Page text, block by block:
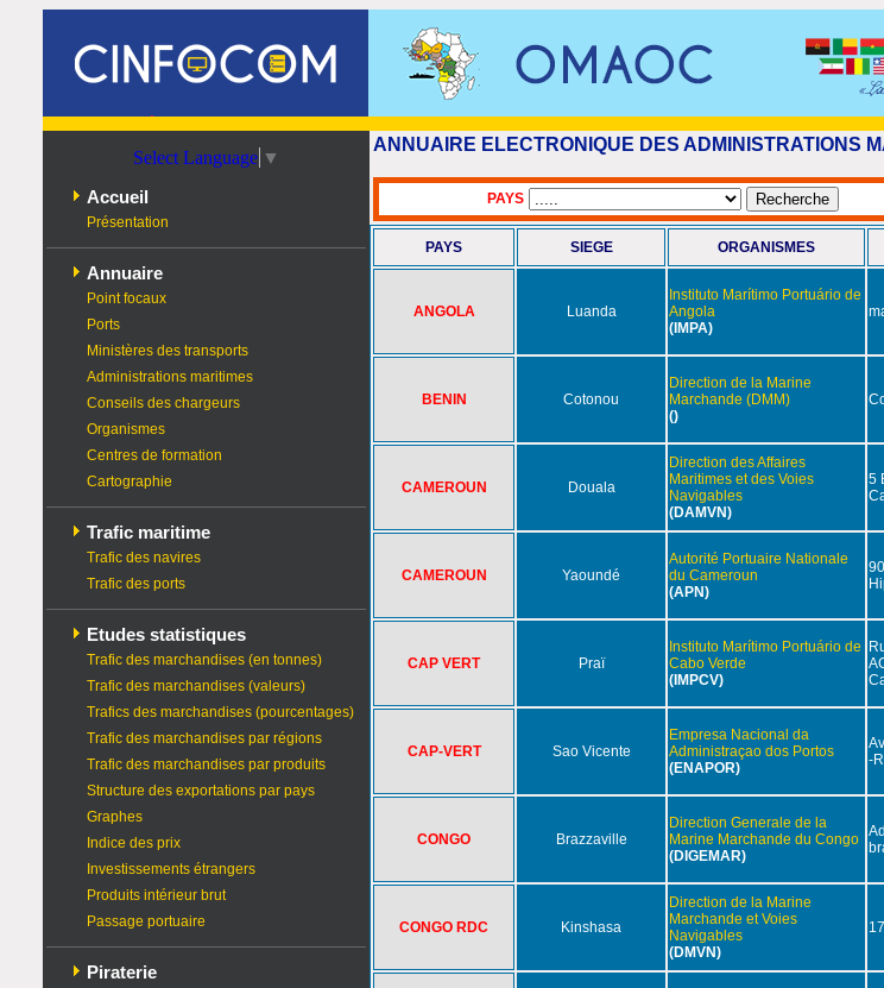
Select Language ▼
Accueil
Présentation
Annuaire
Point focaux
Ports
Ministères des transports
Administrations maritimes
Conseils des chargeurs
Organismes
Centres de formation
Cartographie
Trafic maritime
Trafic des navires
Trafic des ports
Etudes statistiques
Trafic des marchandises (en tonnes)
Trafic des marchandises (valeurs)
Trafics des marchandises (pourcentages)
Trafic des marchandises par régions
Trafic des marchandises par produits
Structure des exportations par pays
Graphes
Indice des prix
Investissements étrangers
Produits intérieur brut
Passage portuaire
Piraterie
ANNUAIRE ELECTRONIQUE DES ADMINISTRATIONS
PAYS
PAYS SIEGE ORGANISMES
ANGOLA Luanda
Instituto Marítimo Portuário de
Angola
(IMPA)
BENIN Cotonou
Direction de la Marine
Marchande (DMM)
()
CAMEROUN Douala
Direction des Affaires
Maritimes et des Voies
Navigables
(DAMVN)
5
CAMEROUN Yaoundé
Autorité Portuaire Nationale
du Cameroun
(APN)
CAP VERT Praï
Instituto Marítimo Portuário de
Cabo Verde
(IMPCV)
CAP-VERT Sao Vicente
Empresa Nacional da
Administraçao dos Portos
(ENAPOR)
-
CONGO Brazzaville
Direction Generale de la
Marine Marchande du Congo
(DIGEMAR)
CONGO RDC Kinshasa
Direction de la Marine
Marchande et Voies
Navigables
(DMVN)